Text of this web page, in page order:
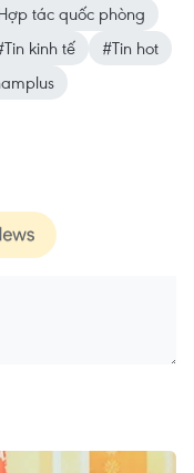
tác quốc phòng
kinh tế
#Tin hot